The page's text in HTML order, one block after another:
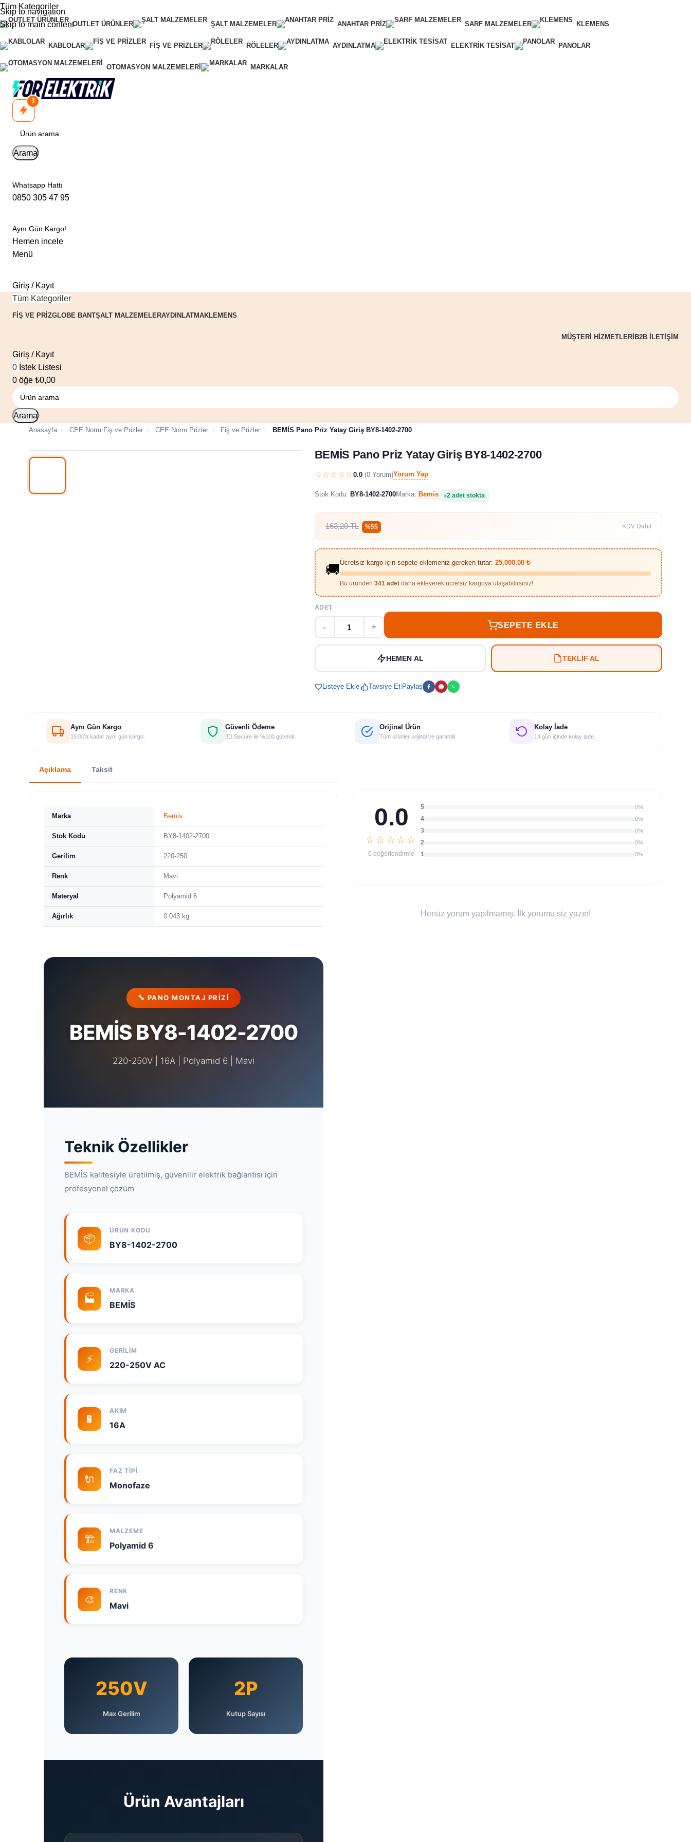
Skip to navigation
Skip to main content
Tüm Kategoriler
OUTLET ÜRÜNLER ŞALT MALZEMELER ANAHTAR PRIZ SARF MALZEMELER KLEMENS
KABLOLAR FIŞ VE PRIZLER RÖLELER AYDINLATMA ELEKTRIK TESISAT PANOLAR
OTOMASYON MALZEMELERI MARKALAR
3
Arama
Whatsapp Hattı
0850 305 47 95
Aynı Gün Kargo!
Hemen incele
Menü
Giriş / Kayıt
Tüm Kategoriler
FIŞ VE PRIZGLOBE BANTŞALT MALZEMELERAYDINLATMAKLEMENS
MÜŞTERI HIZMETLERI B2B ILETIŞIM
Giriş / Kayıt
0 İstek Listesi
0 öğe ₺0,00
Arama
Anasayfa › CEE Norm Fiş ve Prizler › CEE Norm Prizler › Fiş ve Prizler › BEMİS Pano Priz Yatay Giriş BY8-1402-2700
BEMİS Pano Priz Yatay Giriş BY8-1402-2700
☆☆☆☆☆0.0(0 Yorum)Yorum Yap
Stok Kodu: BY8-1402-2700Marka: Bemis 2 adet stokta
163,20 TL %55 KDV Dahil
🚚Ücretsiz kargo için sepete eklemeniz gereken tutar:25.000,00 ₺
Bu üründen341 adet daha ekleyerek ücretsiz kargoya ulaşabilirsiniz!
ADET
SEPETE EKLE
HEMEN AL TEKLİF AL
Listeye Ekle| Tavsiye Et| Paylaş
Aynı Gün Kargo
15:00'a kadar aynı gün kargo.
Güvenli Ödeme
3D Secure ile %100 güvenli.
Orijinal Ürün
Tüm ürünler orijinal ve garantili.
Kolay İade
14 gün içinde kolay iade.
Açıklama Taksit
Marka Bemis
Stok Kodu BY8-1402-2700
Gerilim 220-250
Renk Mavi
Materyal Polyamid 6
Ağırlık 0.043 kg
🔧 PANO MONTAJ PRIZI
BEMİS BY8-1402-2700
220-250V | 16A | Polyamid 6 | Mavi
Teknik Özellikler
BEMİS kalitesiyle üretilmiş, güvenilir elektrik bağlantısı için
profesyonel çözüm
📦
ÜRÜN KODU
BY8-1402-2700
🏭
MARKA
BEMİS
⚡
GERILIM
220-250V AC
🔋
AKIM
16A
🔌
FAZ TIPI
Monofaze
🏗️
MALZEME
Polyamid 6
🎨
RENK
Mavi
250V
Max Gerilim
2P
Kutup Sayısı
Ürün Avantajları
0.0
☆☆☆☆☆
0 değerlendirme
5 0%
4 0%
3 0%
2 0%
1 0%
Henüz yorum yapılmamış. İlk yorumu siz yazın!